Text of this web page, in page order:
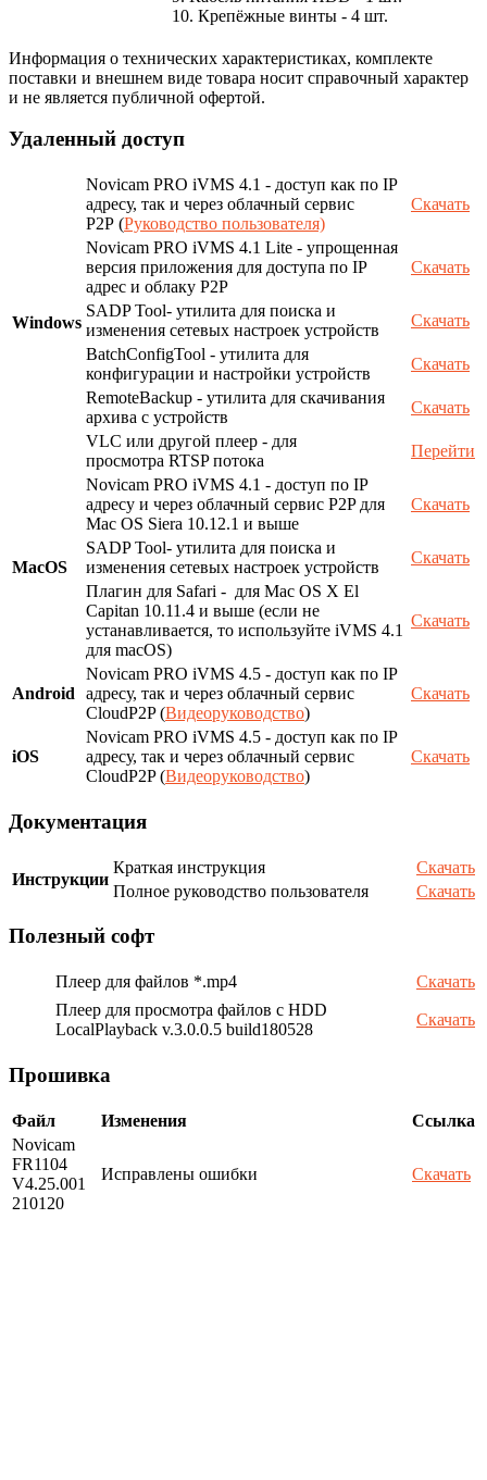
10. Крепёжные винты - 4 шт.
Информация о технических характеристиках, комплекте
поставки и внешнем виде товара носит справочный характер
и не является публичной офертой.
Удаленный доступ
Windows
Novicam PRO iVMS 4.1 - доступ как по IP
адресу, так и через облачный сервис
P2P (Руководство пользователя)
Скачать
Novicam PRO iVMS 4.1 Lite - упрощенная
версия приложения для доступа по IP
адрес и облаку P2P
Скачать
SADP Tool- утилита для поиска и
изменения сетевых настроек устройств
Скачать
BatchConfigTool - утилита для
конфигурации и настройки устройств
Скачать
RemoteBackup - утилита для скачивания
архива с устройств
Скачать
VLC или другой плеер - для
просмотра RTSP потока
Перейти
MacOS
Novicam PRO iVMS 4.1 - доступ по IP
адресу и через облачный сервис P2P для
Mac OS Siera 10.12.1 и выше
Скачать
SADP Tool- утилита для поиска и
изменения сетевых настроек устройств
Скачать
Плагин для Safari - для Mac OS X El
Capitan 10.11.4 и выше (если не
устанавливается, то используйте iVMS 4.1
для macOS)
Скачать
Android
Novicam PRO iVMS 4.5 - доступ как по IP
адресу, так и через облачный сервис
CloudP2P (Видеоруководство)
Скачать
iOS
Novicam PRO iVMS 4.5 - доступ как по IP
адресу, так и через облачный сервис
CloudP2P (Видеоруководство)
Скачать
Документация
Инструкции
Краткая инструкция
Скачать
Полное руководство пользователя
Скачать
Полезный софт
Плеер для файлов *.mp4
Скачать
Плеер для просмотра файлов с HDD
LocalPlayback v.3.0.0.5 build180528
Скачать
Прошивка
Файл Изменения
Ссылка
Novicam
FR1104
V4.25.001
210120
Исправлены ошибки Скачать